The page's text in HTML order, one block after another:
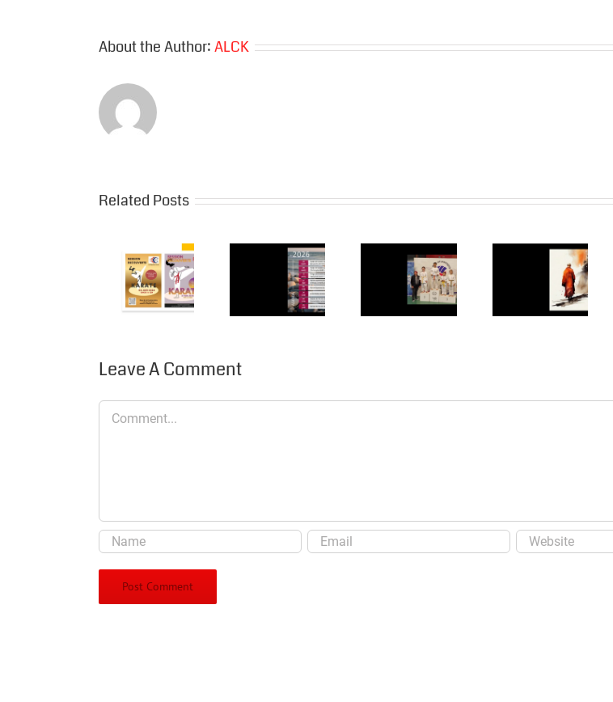
About the Author:ALCK
Related Posts
LES DATES
A RETENIR
!
« La
Chapelaine
en
Le karaté
bien être,
une réalité
à la
Les
d’inscription
pour la
saison
2023-
sur le site
Leave A Comment
Comment